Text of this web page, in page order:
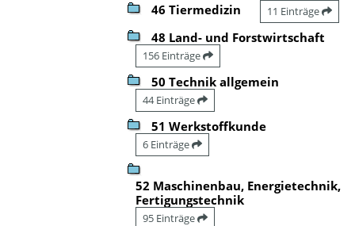
46 Tiermedizin 11 Einträge
48 Land- und Forstwirtschaft
156 Einträge
50 Technik allgemein
44 Einträge
51 Werkstoffkunde
6 Einträge
52 Maschinenbau, Energietechnik,
Fertigungstechnik
95 Einträge